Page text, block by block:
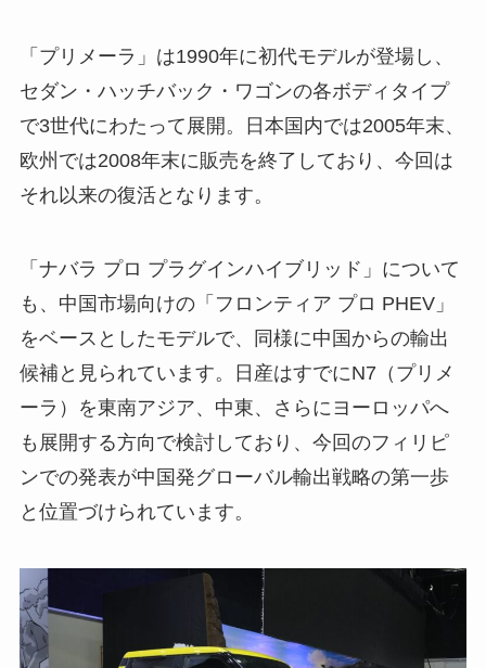
「プリメーラ」は1990年に初代モデルが登場し、
セダン・ハッチバック・ワゴンの各ボディタイプ
で3世代にわたって展開。日本国内では2005年末、
欧州では2008年末に販売を終了しており、今回は
それ以来の復活となります。
「ナバラ プロ プラグインハイブリッド」について
も、中国市場向けの「フロンティア プロ PHEV」
をベースとしたモデルで、同様に中国からの輸出
候補と見られています。日産はすでにN7（プリメ
ーラ）を東南アジア、中東、さらにヨーロッパへ
も展開する方向で検討しており、今回のフィリピ
ンでの発表が中国発グローバル輸出戦略の第一歩
と位置づけられています。